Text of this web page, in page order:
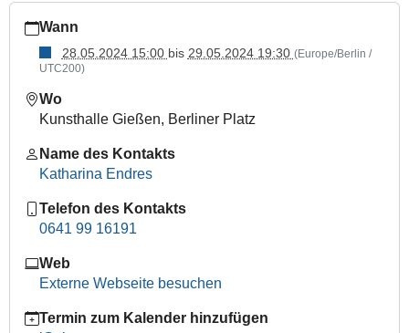
giessen.de/de/ueber-
uns/veranstaltungen/sonstige/bioreactorsandbiospheres
Workshop:
Bioreactors
Exploration
Evolution
building
Wann
28.05.2024 15:00 bis 29.05.2024 19:30 (Europe/Berlin /
UTC200)
Wo
Kunsthalle Gießen, Berliner Platz
Name des Kontakts
Katharina Endres
Telefon des Kontakts
0641 99 16191
Web
Externe Webseite besuchen
Termin zum Kalender hinzufügen